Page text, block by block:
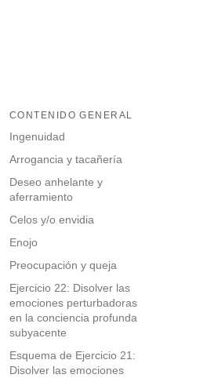
CONTENIDO GENERAL
Ingenuidad
Arrogancia y tacañería
Deseo anhelante y
aferramiento
Celos y/o envidia
Enojo
Preocupación y queja
Ejercicio 22: Disolver las
emociones perturbadoras
en la conciencia profunda
subyacente
Esquema de Ejercicio 21:
Disolver las emociones